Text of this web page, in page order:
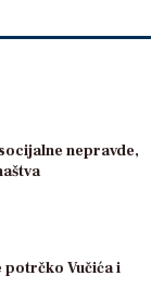
nepravde,
potrčko Vučića i